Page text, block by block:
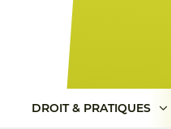
DROIT & PRATIQUES